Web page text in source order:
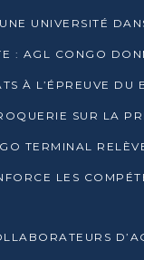
À L’ÉPREUVE DU
D’AGL CONGO EN FORMATION